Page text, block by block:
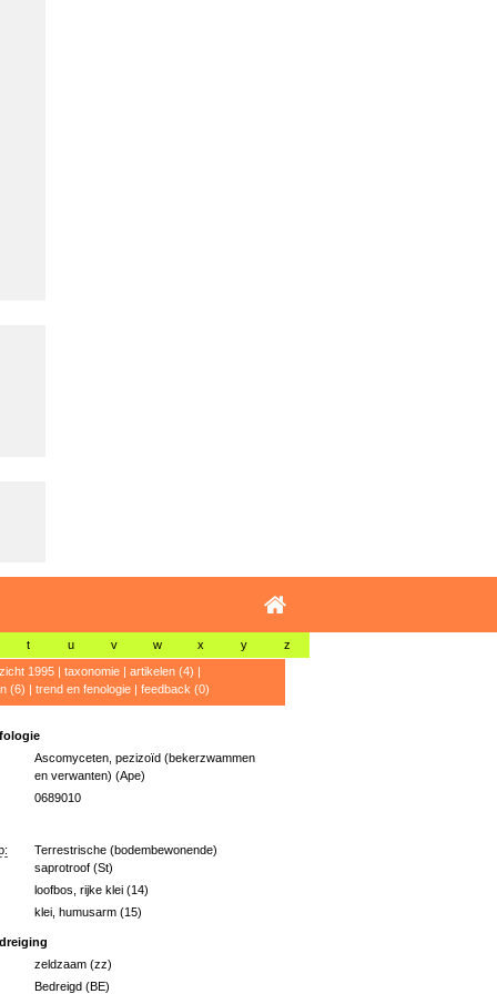
t u v w x y z
1995| taxonomie| artikelen (4) |
(6) | trend en fenologie| feedback (0)
Ascomyceten, pezizoïd (bekerzwammen
en verwanten) (Ape)
0689010
Terrestrische (bodembewonende)
saprotroof (St)
loofbos, rijke klei (14)
klei, humusarm (15)
zeldzaam (zz)
Bedreigd (BE)